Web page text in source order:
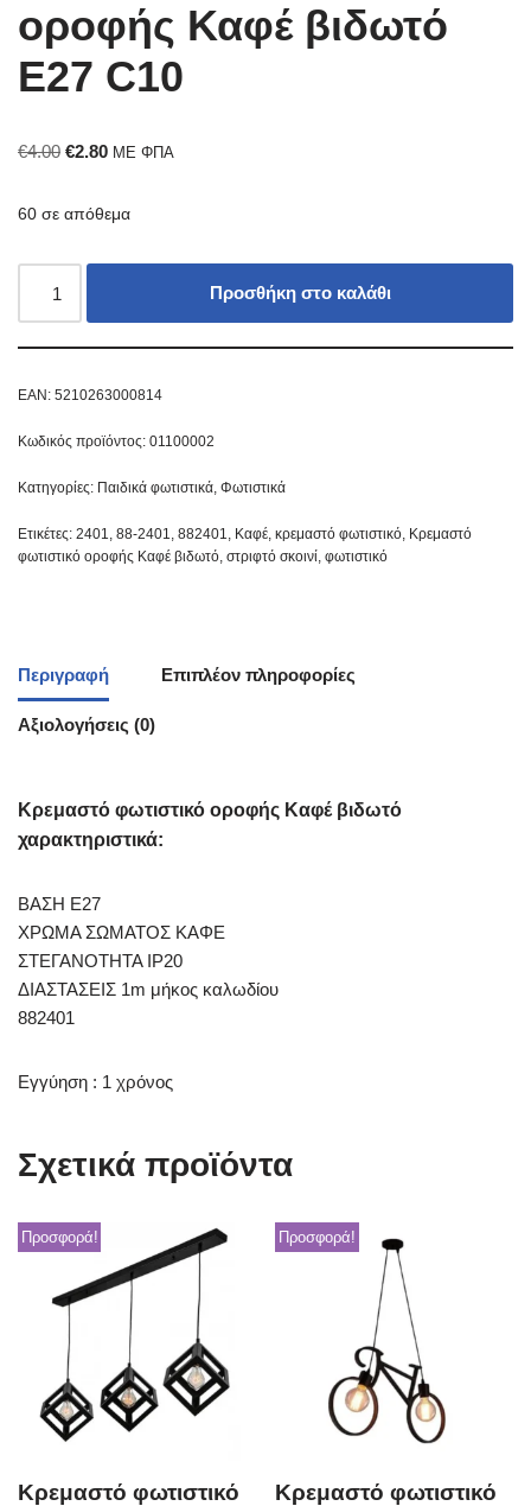
οροφής Καφέ βιδωτό
E27 C10
€4.00 €2.80 ΜΕ ΦΠΑ
60 σε απόθεμα
Προσθήκη στο καλάθι
EAN: 5210263000814
Κωδικός προϊόντος: 01100002
Κατηγορίες: Παιδικά φωτιστικά, Φωτιστικά
Ετικέτες: 2401, 88-2401, 882401, Καφέ, κρεμαστό φωτιστικό, Κρεμαστό
φωτιστικό οροφής Καφέ βιδωτό, στριφτό σκοινί, φωτιστικό
Περιγραφή Επιπλέον πληροφορίες
Αξιολογήσεις (0)
Κρεμαστό φωτιστικό οροφής Καφέ βιδωτό
χαρακτηριστικά:
ΒΑΣΗ E27
ΧΡΩΜΑ ΣΩΜΑΤΟΣ ΚΑΦΕ
ΣΤΕΓΑΝΟΤΗΤΑ IP20
ΔΙΑΣΤΑΣΕΙΣ 1m μήκος καλωδίου
882401
Εγγύηση : 1 χρόνος
Σχετικά προϊόντα
Προσφορά!
Κρεμαστό φωτιστικό
Προσφορά!
Κρεμαστό φωτιστικό